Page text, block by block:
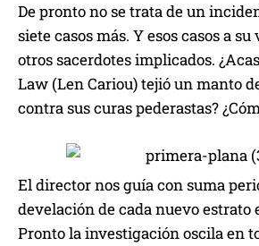
De pronto no se trata de un
siete casos más. Y esos casos a
otros sacerdotes implicados.
Law (Len Cariou) tejió un manto
contra sus curas pederastas?
El director nos guía con suma
develación de cada nuevo estrato
Pronto la investigación oscila en